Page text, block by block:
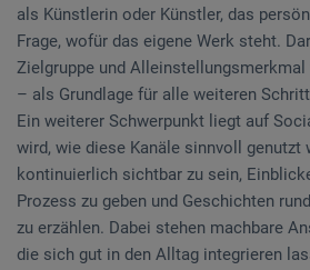
als Künstlerin oder Künstler, das
Frage, wofür das eigene Werk steht.
Zielgruppe und
– als Grundlage für alle weiteren
Ein weiterer Schwerpunkt liegt auf
wird, wie diese Kanäle sinnvoll genutzt
kontinuierlich sichtbar zu sein,
Prozess zu geben und Geschichten
zu erzählen. Dabei stehen machbare
die sich gut in den Alltag integrieren